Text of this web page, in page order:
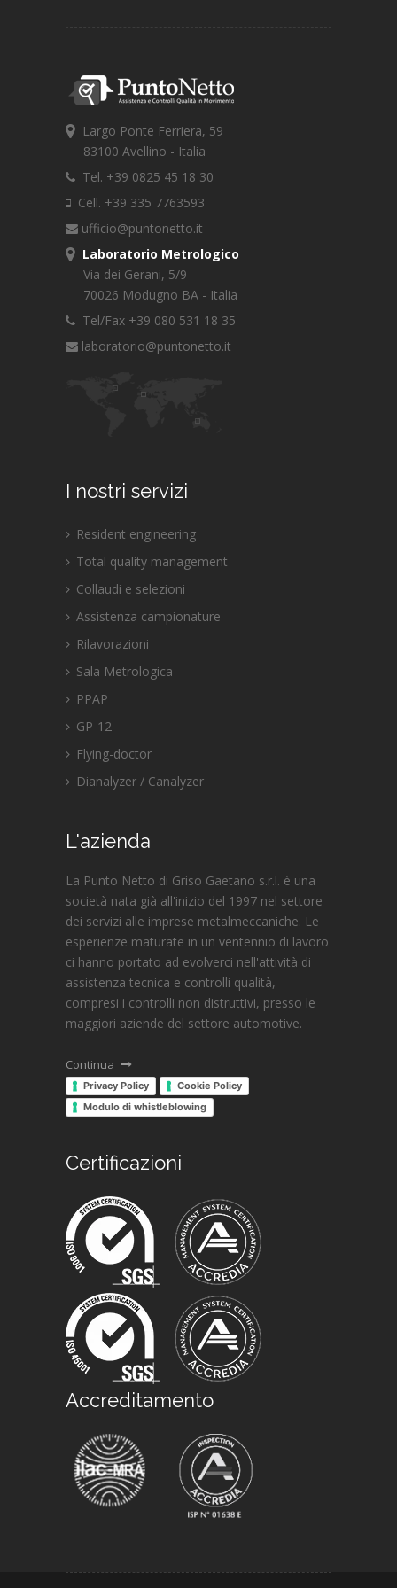
Largo Ponte Ferriera, 59
83100 Avellino - Italia
Tel. +39 0825 45 18 30
Cell. +39 335 7763593
ufficio@puntonetto.it
Laboratorio Metrologico
Via dei Gerani, 5/9
70026 Modugno BA - Italia
Tel/Fax +39 080 531 18 35
laboratorio@puntonetto.it
I nostri servizi
Resident engineering
Total quality management
Collaudi e selezioni
Assistenza campionature
Rilavorazioni
Sala Metrologica
PPAP
GP-12
Flying-doctor
Dianalyzer / Canalyzer
L'azienda
La Punto Netto di Griso Gaetano s.r.l. è una
società nata già all'inizio del 1997 nel settore
dei servizi alle imprese metalmeccaniche. Le
esperienze maturate in un ventennio di lavoro
ci hanno portato ad evolverci nell'attività di
assistenza tecnica e controlli qualità,
compresi i controlli non distruttivi, presso le
maggiori aziende del settore automotive.
Continua
Privacy Policy
Cookie Policy
Modulo di whistleblowing
Certificazioni
Accreditamento